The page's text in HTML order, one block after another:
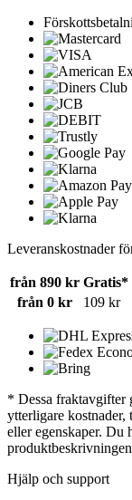
Leveranskostnader
från 890 kr Gratis*
från 0 kr
109 kr
* Dessa fraktavgifter
ytterligare
eller egenskaper. Du
Hjälp och support